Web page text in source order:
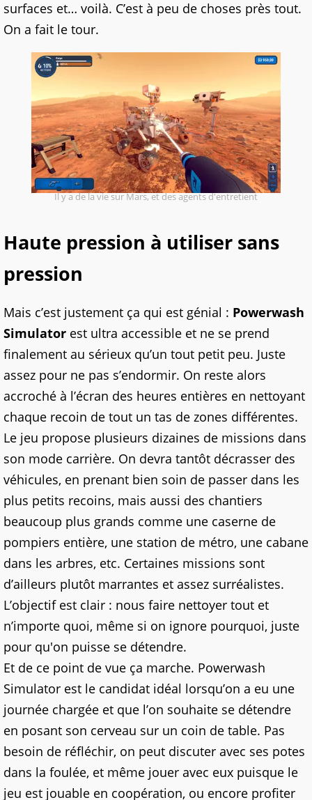
surfaces et… voilà. C’est à peu de choses près tout.
On a fait le tour.
Il y a de la vie sur Mars, et des agents d'entretient
Haute pression à utiliser sans
pression
Mais c’est justement ça qui est génial : Powerwash
Simulator est ultra accessible et ne se prend
finalement au sérieux qu’un tout petit peu. Juste
assez pour ne pas s’endormir. On reste alors
accroché à l’écran des heures entières en nettoyant
chaque recoin de tout un tas de zones différentes.
Le jeu propose plusieurs dizaines de missions dans
son mode carrière. On devra tantôt décrasser des
véhicules, en prenant bien soin de passer dans les
plus petits recoins, mais aussi des chantiers
beaucoup plus grands comme une caserne de
pompiers entière, une station de métro, une cabane
dans les arbres, etc. Certaines missions sont
d’ailleurs plutôt marrantes et assez surréalistes.
L’objectif est clair : nous faire nettoyer tout et
n’importe quoi, même si on ignore pourquoi, juste
pour qu'on puisse se détendre.
Et de ce point de vue ça marche. Powerwash
Simulator est le candidat idéal lorsqu’on a eu une
journée chargée et que l’on souhaite se détendre
en posant son cerveau sur un coin de table. Pas
besoin de réfléchir, on peut discuter avec ses potes
dans la foulée, et même jouer avec eux puisque le
jeu est jouable en coopération, ou encore profiter